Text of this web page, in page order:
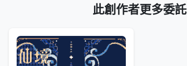
此創作者更多委託